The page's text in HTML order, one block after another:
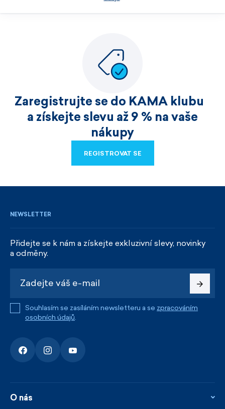
Zaregistrujte se do KAMA klubu
a získejte slevu až 9 % na vaše
nákupy
REGISTROVAT SE
NEWSLETTER
Přidejte se k nám a získejte exkluzivní slevy, novinky
a odměny.
Souhlasím se zasíláním newsletteru a se zpracováním
osobních údajů.
O nás